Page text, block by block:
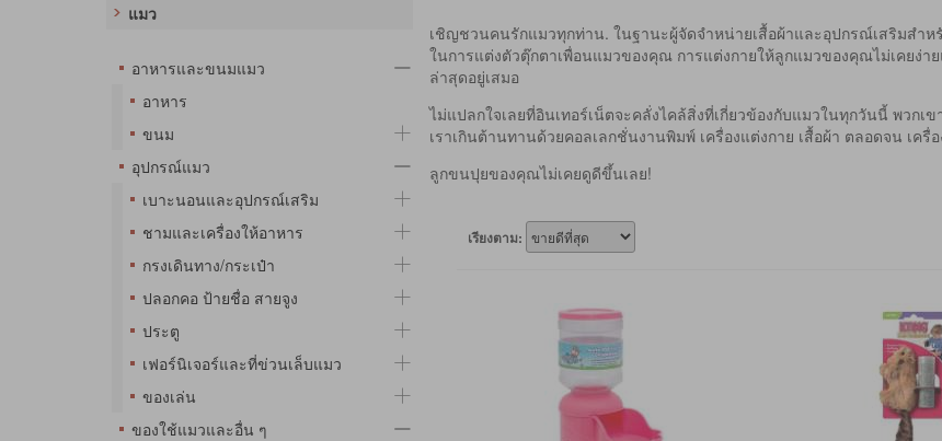
แมว
อาหารและขนมแมว
อาหาร
ขนม
อุปกรณ์แมว
เบาะนอนและอุปกรณ์เสริม
ชามและเครื่องให้อาหาร
กรงเดินทาง/กระเป๋า
ปลอกคอ ป้ายชื่อ สายจูง
ประตู
เฟอร์นิเจอร์และที่ข่วนเล็บแมว
ของเล่น
ของใช้แมวและอื่น ๆ
เชิญชวนคนรักแมวทุกท่าน. ในฐานะผู้จัดจำหน่ายเสื้อผ้าและอุปกรณ์เสริมสำ
ในการแต่งตัวตุ๊กตาเพื่อนแมวของคุณ การแต่งกายให้ลูกแมวของคุณไม่เคยง่
ล่าสุดอยู่เสมอ
ไม่แปลกใจเลยที่อินเทอร์เน็ตจะคลั่งไคล้สิ่งที่เกี่ยวข้องกับแมวในทุกวันนี้ พวก
เราเกินต้านทานด้วยคอลเลกชั่นงานพิมพ์ เครื่องแต่งกาย เสื้อผ้า ตลอดจน เค
ลูกขนปุยของคุณไม่เคยดูดีขึ้นเลย!
เรียงตาม: